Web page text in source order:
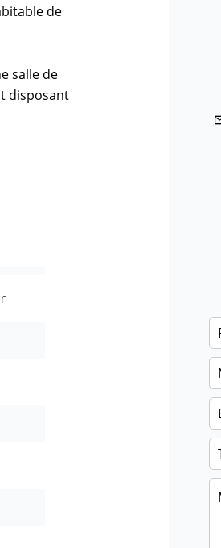
de
salle de
disposant